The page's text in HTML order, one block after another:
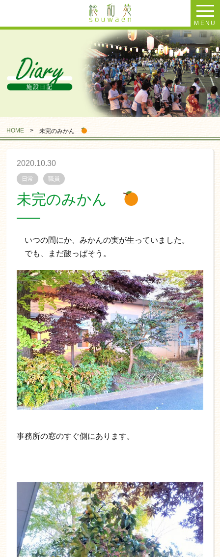
MENU
HOME >未完のみかん
2020.10.30
日常 職員
未完のみかん
いつの間にか、みかんの実が生っていました。
でも、まだ酸っぱそう。
事務所の窓のすぐ側にあります。